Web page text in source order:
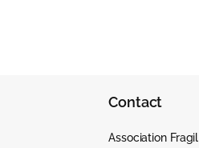
Contact
Association Fragil